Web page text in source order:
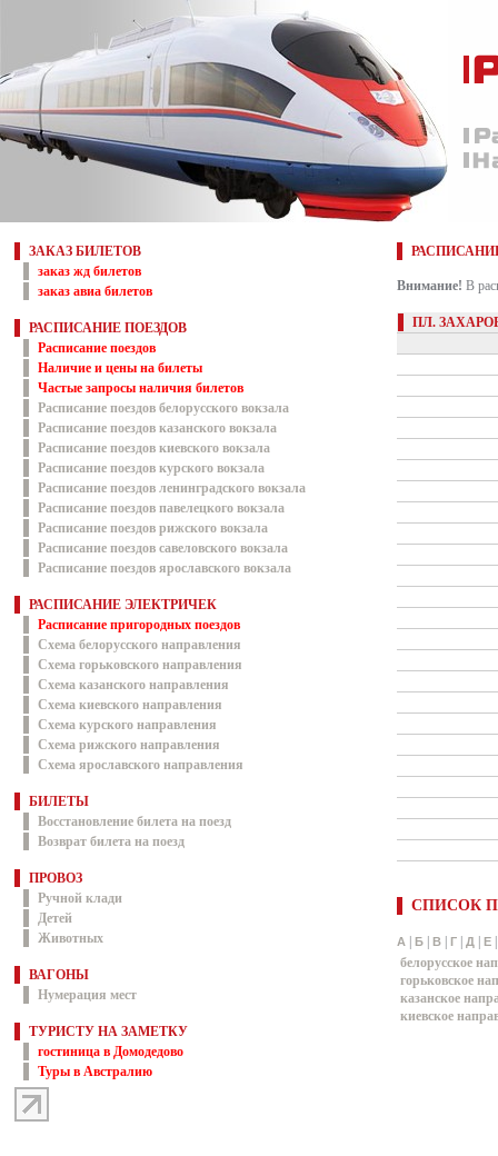
ЗАКАЗ БИЛЕТОВ
заказ жд билетов
заказ авиа билетов
РАСПИСАНИЕ ПОЕЗДОВ
Расписание поездов
Наличие и цены на билеты
Частые запросы наличия билетов
Расписание поездов белорусского вокзала
Расписание поездов казанского вокзала
Расписание поездов киевского вокзала
Расписание поездов курского вокзала
Расписание поездов ленинградского вокзала
Расписание поездов павелецкого вокзала
Расписание поездов рижского вокзала
Расписание поездов савеловского вокзала
Расписание поездов ярославского вокзала
РАСПИСАНИЕ ЭЛЕКТРИЧЕК
Расписание пригородных поездов
Схема белорусского направления
Схема горьковского направления
Схема казанского направления
Схема киевского направления
Схема курского направления
Схема рижского направления
Схема ярославского направления
БИЛЕТЫ
Восстановление билета на поезд
Возврат билета на поезд
ПРОВОЗ
Ручной клади
Детей
Животных
ВАГОНЫ
Нумерация мест
ТУРИСТУ НА ЗАМЕТКУ
гостиница в Домодедово
Туры в Австралию
Внимание! В
ПЛ.
СПИСОК
А Б В Г Д Е
белорусское
горьковское
казанское
киевское